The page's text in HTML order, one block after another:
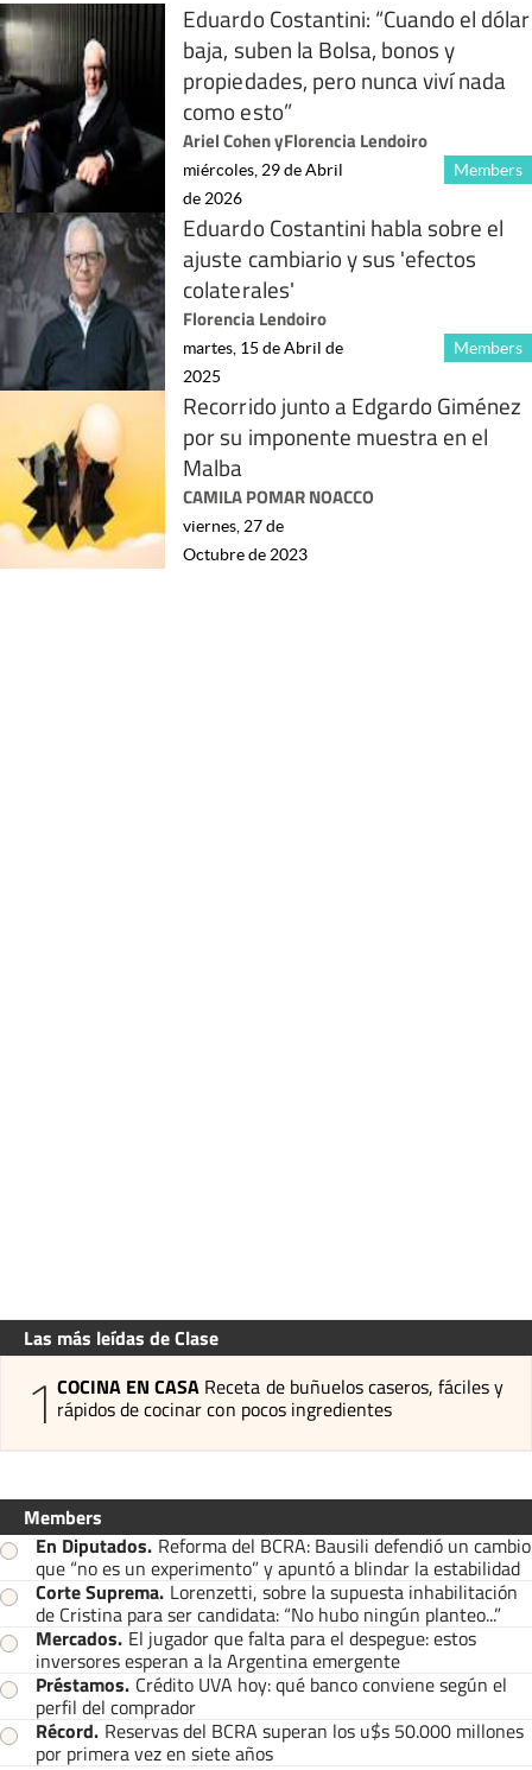
Eduardo Costantini: “Cuando el dólar
baja, suben la Bolsa, bonos y
propiedades, pero nunca viví nada
como esto”
Ariel CohenyFlorencia Lendoiro
Members
miércoles, 29 de Abril
de 2026
Eduardo Costantini habla sobre el
ajuste cambiario y sus 'efectos
colaterales'
Florencia Lendoiro
Members
martes, 15 de Abril de
2025
Recorrido junto a Edgardo Giménez
por su imponente muestra en el
Malba
CAMILA POMAR NOACCO
viernes, 27 de
Octubre de 2023
Las más leídas de Clase
1 COCINA EN CASA Receta de buñuelos caseros, fáciles y
rápidos de cocinar con pocos ingredientes
Members
En Diputados. Reforma del BCRA: Bausili defendió un cambio
que “no es un experimento” y apuntó a blindar la estabilidad
Corte Suprema. Lorenzetti, sobre la supuesta inhabilitación
de Cristina para ser candidata: “No hubo ningún planteo...”
Mercados. El jugador que falta para el despegue: estos
inversores esperan a la Argentina emergente
Préstamos. Crédito UVA hoy: qué banco conviene según el
perfil del comprador
Récord. Reservas del BCRA superan los u$s 50.000 millones
por primera vez en siete años